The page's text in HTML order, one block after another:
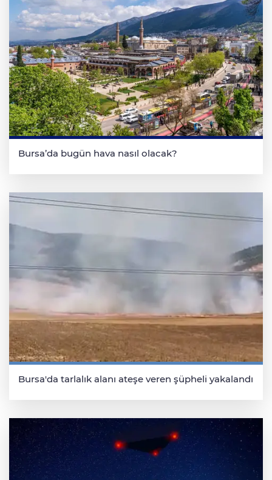
Bursa’da bugün hava nasıl olacak?
Bursa'da tarlalık alanı ateşe veren şüpheli yakalandı